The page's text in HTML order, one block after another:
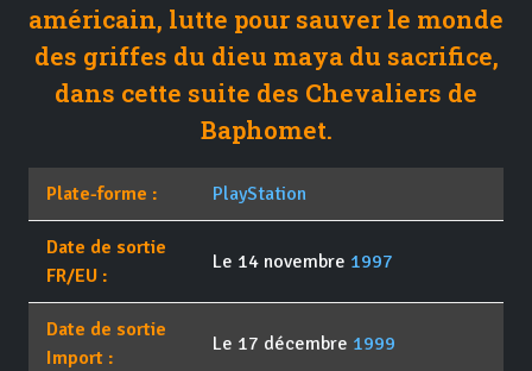
américain, lutte pour sauver le monde
des griffes du dieu maya du sacrifice,
dans cette suite des Chevaliers de
Baphomet.
Plate-forme : PlayStation
Date de sortie
FR/EU :
Le 14 novembre 1997
Date de sortie
Import :
Le 17 décembre 1999